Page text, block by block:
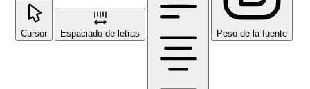
Cursor Espaciado de letras Peso de la fuente